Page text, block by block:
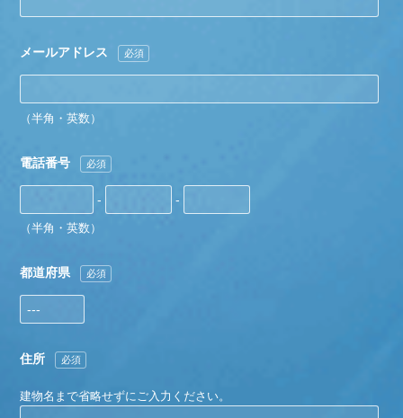
メールアドレス 必須
（半角・英数）
電話番号 必須
- -
（半角・英数）
都道府県 必須
住所 必須
建物名まで省略せずにご入力ください。